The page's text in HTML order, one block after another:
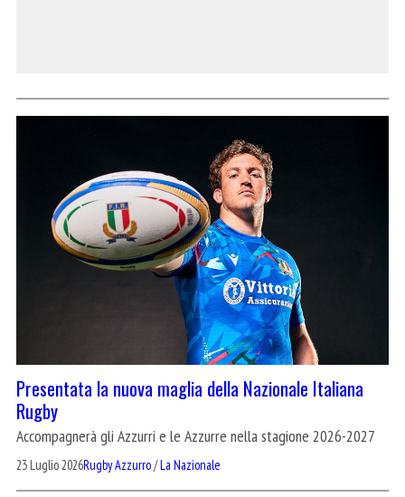
Presentata la nuova maglia della Nazionale Italiana
Rugby
Accompagnerà gli Azzurri e le Azzurre nella stagione 2026-2027
23 Luglio 2026Rugby Azzurro/La Nazionale